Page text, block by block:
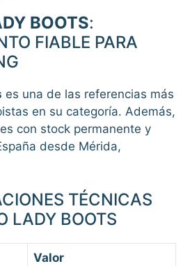
BOOTS:
FIABLE PARA
es una de las referencias más
en su categoría. Además,
con stock permanente y
desde Mérida,
TÉCNICAS
LADY BOOTS
Valor